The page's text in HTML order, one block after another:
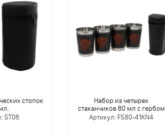
стопок
ST06
Набор из четырех
стаканчиков 80 мл с гербом
Артикул: FS80-41KN4